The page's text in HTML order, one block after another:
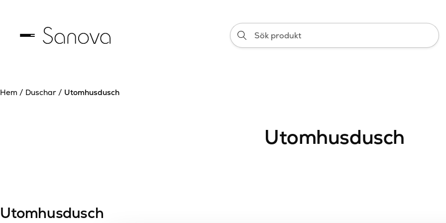
Sök
produkt
Hem / Duschar / Utomhusdusch
Utomhusdusch
Utomhusdusch